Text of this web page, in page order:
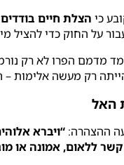
כי הצלת חיים
על החוק כדי
מדמם הפרו לא רק
רק מעשה אלימות
האל
ההצהרה:“ויברא
ללאום, אמונה או